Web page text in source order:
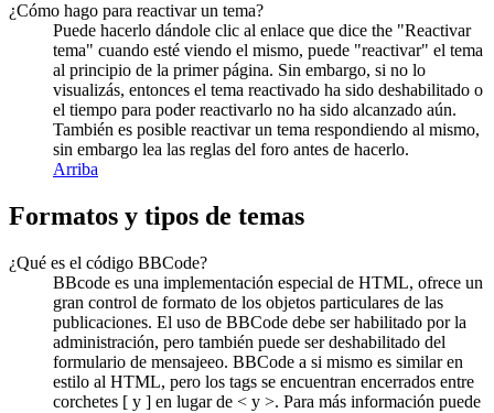
¿Cómo hago para reactivar un tema?
Puede hacerlo dándole clic al enlace que dice the "Reactivar
tema" cuando esté viendo el mismo, puede "reactivar" el tema
al principio de la primer página. Sin embargo, si no lo
visualizás, entonces el tema reactivado ha sido deshabilitado o
el tiempo para poder reactivarlo no ha sido alcanzado aún.
También es posible reactivar un tema respondiendo al mismo,
sin embargo lea las reglas del foro antes de hacerlo.
Arriba
Formatos y tipos de temas
¿Qué es el código BBCode?
BBcode es una implementación especial de HTML, ofrece un
gran control de formato de los objetos particulares de las
publicaciones. El uso de BBCode debe ser habilitado por la
administración, pero también puede ser deshabilitado del
formulario de mensajeeo. BBCode a si mismo es similar en
estilo al HTML, pero los tags se encuentran encerrados entre
corchetes [ y ] en lugar de < y >. Para más información puede